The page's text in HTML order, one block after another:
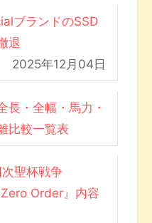
ブランドのSSD
退
2025年12月04日
長・全幅・馬力・
比較一覧表
聖杯戦争
Order』内容